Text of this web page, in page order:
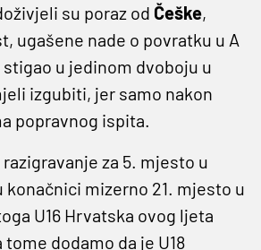
su poraz od Češke,
ugašene nade o povratku u A
u jedinom dvoboju u
izgubiti, jer samo nakon
popravnog ispita.
za 5. mjesto u
konačnici mizerno 21. mjesto u
U16 Hrvatska ovog ljeta
dodamo da je U18